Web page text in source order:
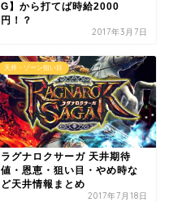
G】から打てば時給2000
円！？
2017年3月7日
天井・ゾーン狙い目
ラグナロクサーガ 天井期待
値・恩恵・狙い目・やめ時な
ど天井情報まとめ
2017年7月18日